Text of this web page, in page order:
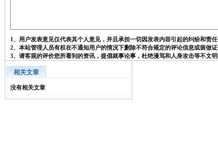
1、用户发表意见仅代表其个人意见，并且承担一切因发表内容引起的纠纷和责
2、本站管理人员有权在不通知用户的情况下删除不符合规定的评论信息或留做
3、请客观的评价您所看到的资讯，提倡就事论事，杜绝漫骂和人身攻击等不文
相关文章
没有相关文章